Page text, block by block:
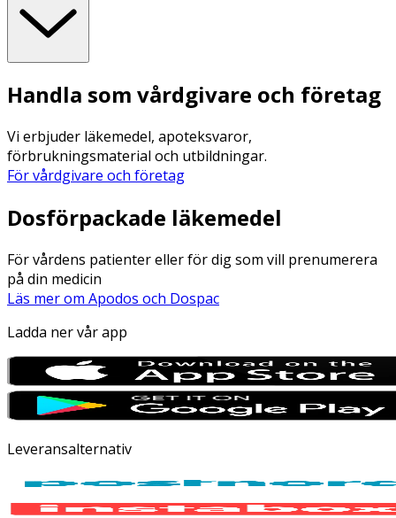
Handla som vårdgivare och företag
Vi erbjuder läkemedel, apoteksvaror,
förbrukningsmaterial och utbildningar.
För vårdgivare och företag
Dosförpackade läkemedel
För vårdens patienter eller för dig som vill prenumerera
på din medicin
Läs mer om Apodos och Dospac
Ladda ner vår app
Leveransalternativ